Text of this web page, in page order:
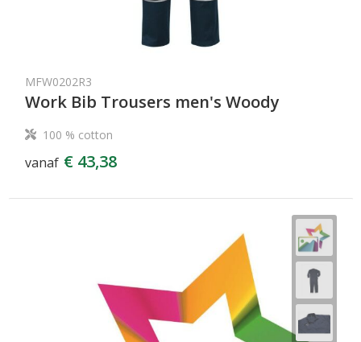
MFW0202R3
Work Bib Trousers men's Woody
100 % cotton
vanaf € 43,38